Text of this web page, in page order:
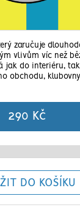
zaručuje
vlivům víc než
jak do interiéru,
obchodu,
290 Kč